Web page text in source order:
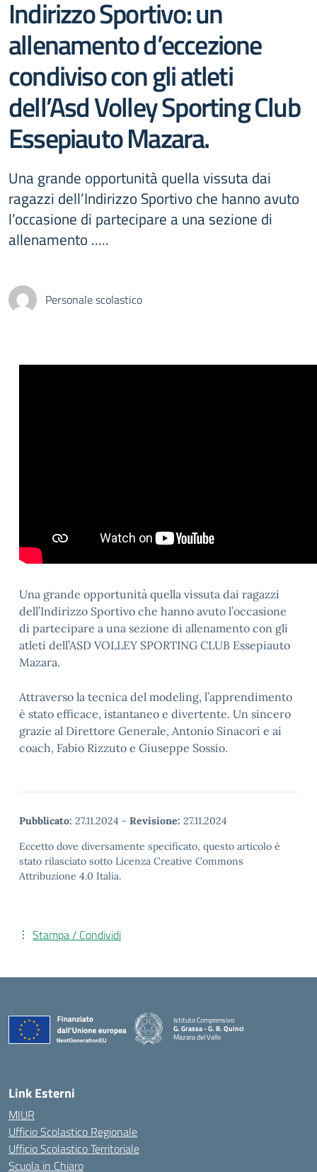
Indirizzo Sportivo: un
allenamento d’eccezione
condiviso con gli atleti
dell’Asd Volley Sporting Club
Essepiauto Mazara.
Una grande opportunità quella vissuta dai
ragazzi dell’Indirizzo Sportivo che hanno avuto
l’occasione di partecipare a una sezione di
allenamento .....
Personale scolastico
Una grande opportunità quella vissuta dai ragazzi
dell’Indirizzo Sportivo che hanno avuto l’occasione
di partecipare a una sezione di allenamento con gli
atleti dell’ASD VOLLEY SPORTING CLUB Essepiauto
Mazara.
Attraverso la tecnica del modeling, l’apprendimento
è stato efficace, istantaneo e divertente. Un sincero
grazie al Direttore Generale, Antonio Sinacori e ai
coach, Fabio Rizzuto e Giuseppe Sossio.
Pubblicato: 27.11.2024 - Revisione: 27.11.2024
Eccetto dove diversamente specificato, questo articolo è
stato rilasciato sotto Licenza Creative Commons
Attribuzione 4.0 Italia.
Stampa / Condividi
Istituto Comprensivo
G. Grassa - G. B. Quinci
Mazara del Vallo
Link Esterni
MIUR
Ufficio Scolastico Regionale
Ufficio Scolastico Territoriale
Scuola in Chiaro